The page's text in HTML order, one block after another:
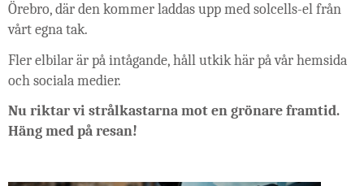
Örebro, där den kommer laddas upp med solcells-el från
vårt egna tak.
Fler elbilar är på intågande, håll utkik här på vår hemsida
och sociala medier.
Nu riktar vi strålkastarna mot en grönare framtid.
Häng med på resan!